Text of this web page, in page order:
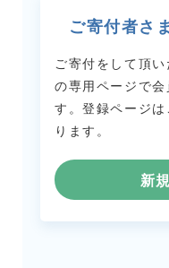
ご寄付者さ
ご寄付をして頂
の専用ページで
す。登録ページ
ります。
新